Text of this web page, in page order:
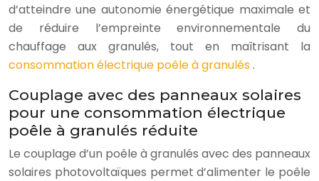
d’atteindre une autonomie énergétique maximale et
de réduire l’empreinte environnementale du
chauffage aux granulés, tout en maîtrisant la
consommation électrique poêle à granulés.
Couplage avec des panneaux solaires
pour une consommation électrique
poêle à granulés réduite
Le couplage d’un poêle à granulés avec des panneaux
solaires photovoltaïques permet d’alimenter le poêle